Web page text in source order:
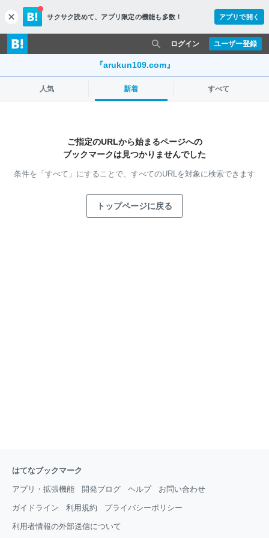
c
l
o
s
サクサク読めて、 アプリ限定の機能も多数！ アプリで開く
ユーザー登録
ログイン
『arukun109.com』
人気 新着 すべて
ご指定のURLから始まるページへの
ブックマークは見つかりませんでした
条件を「すべて」にすることで、 すべてのURLを対象に検索できます
トップページに戻る
はてなブックマーク
アプリ・拡張機能 開発ブログ ヘルプ お問い合わせ
ガイドライン 利用規約 プライバシーポリシー
利用者情報の外部送信について